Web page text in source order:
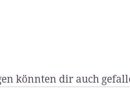
könnten dir auch